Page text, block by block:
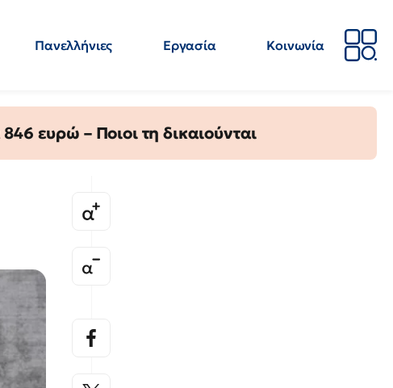
Πανελλήνιες Εργασία
Κοινωνία
ευρώ – Ποιοι τη δικαιούνται